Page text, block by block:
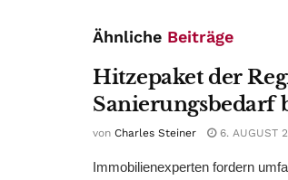
Ähnliche Beiträge
Hitzepaket der
Sanierungsbedarf
von Charles Steiner 6. AUGUST
Immobilienexperten fordern